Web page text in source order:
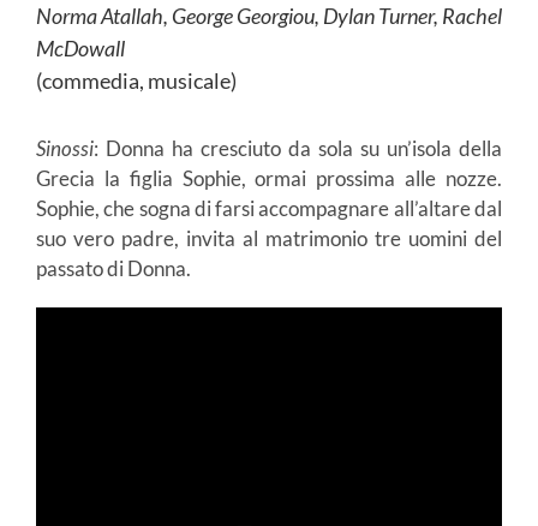
Norma Atallah, George Georgiou, Dylan Turner, Rachel
McDowall
(commedia, musicale)
Sinossi: Donna ha cresciuto da sola su un’isola della
Grecia la figlia Sophie, ormai prossima alle nozze.
Sophie, che sogna di farsi accompagnare all’altare dal
suo vero padre, invita al matrimonio tre uomini del
passato di Donna.